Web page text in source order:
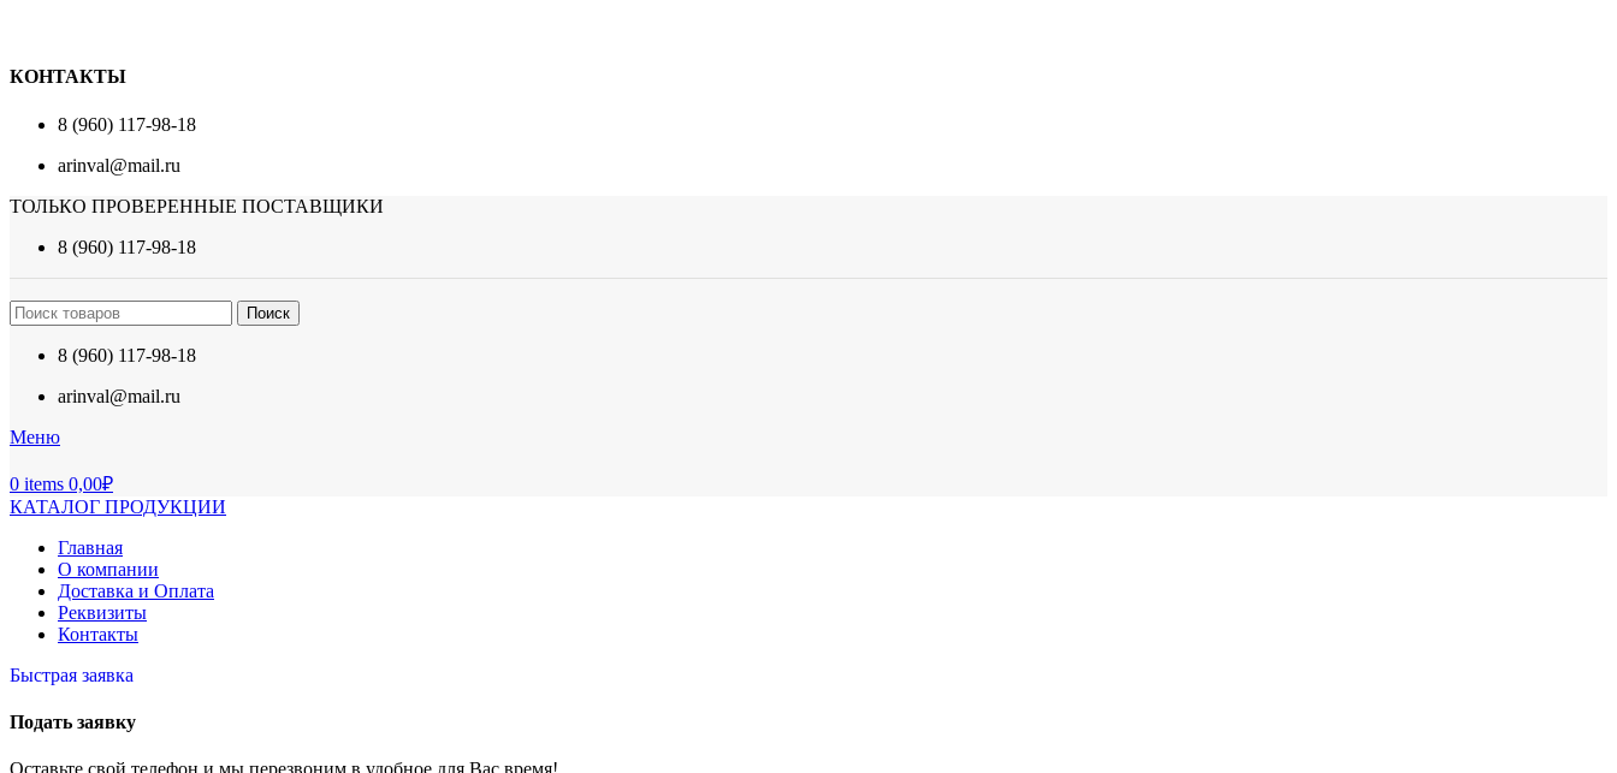
КОНТАКТЫ
8 (960) 117-98-18
arinval@mail.ru
ТОЛЬКО ПРОВЕРЕННЫЕ ПОСТАВЩИКИ
8 (960) 117-98-18
Поиск
8 (960) 117-98-18
arinval@mail.ru
Меню
0 items 0,00₽
КАТАЛОГ ПРОДУКЦИИ
Главная
О компании
Доставка и Оплата
Реквизиты
Контакты
Быстрая заявка
Подать заявку
Оставьте свой телефон и мы перезвоним в удобное для Вас время!